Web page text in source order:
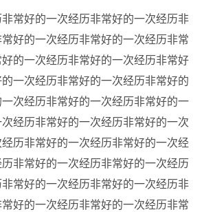
常好的一次经历非常好的一次经历非
好的一次经历非常好的一次经历非常
的一次经历非常好的一次经历非常好
一次经历非常好的一次经历非常好的
次经历非常好的一次经历非常好的一
经历非常好的一次经历非常好的一次
历非常好的一次经历非常好的一次经
非常好的一次经历非常好的一次经历
常好的一次经历非常好的一次经历非
好的一次经历非常好的一次经历非常